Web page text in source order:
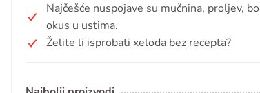
Najčešće nuspojave su mučnina, proljev,
okus u ustima.
Želite li isprobati xeloda bez recepta?